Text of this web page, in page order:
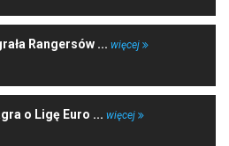
Rangersów ... więcej
o Ligę Euro ... więcej